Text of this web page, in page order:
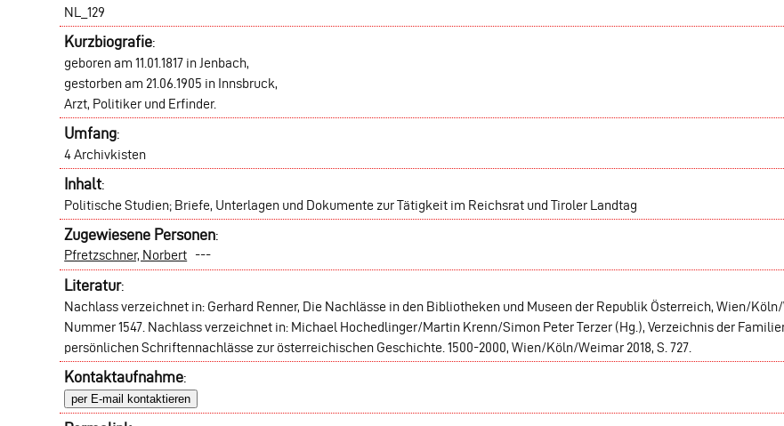
NL_129
Kurzbiografie:
geboren am 11.01.1817 in Jenbach,
gestorben am 21.06.1905 in Innsbruck,
Arzt, Politiker und Erfinder.
Umfang:
4 Archivkisten
Inhalt:
Politische Studien; Briefe, Unterlagen und Dokumente zur Tätigkeit im Reichsrat und Tiroler Landtag
Zugewiesene Personen:
Pfretzschner, Norbert ---
Literatur:
Nachlass verzeichnet in: Gerhard Renner, Die Nachlässe in den Bibliotheken und Museen der Republik Österreich, Wien/Köln/
Nummer 1547. Nachlass verzeichnet in: Michael Hochedlinger/Martin Krenn/Simon Peter Terzer (Hg.), Verzeichnis der
persönlichen Schriftennachlässe zur österreichischen Geschichte. 1500-2000, Wien/Köln/Weimar 2018, S. 727.
Kontaktaufnahme:
per E-mail kontaktieren